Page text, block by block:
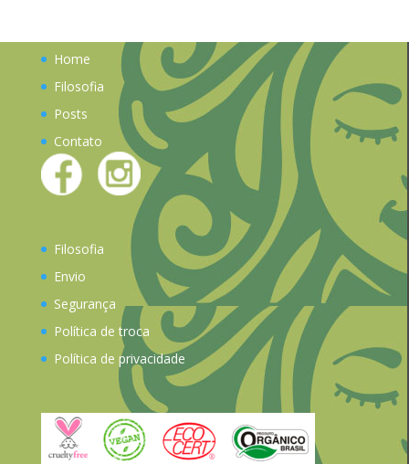
Home
Filosofia
Posts
Contato
Filosofia
Envio
Segurança
Política de troca
Política de privacidade